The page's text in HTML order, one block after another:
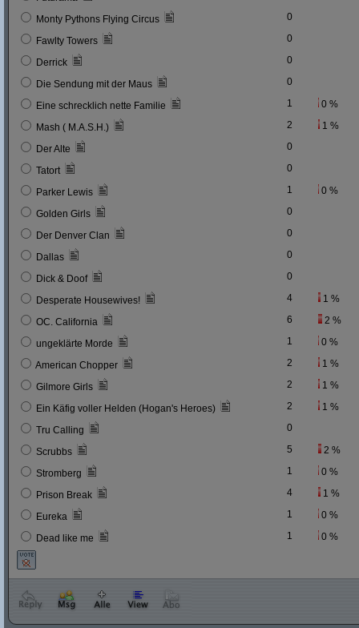
Monty Pythons Flying Circus 0
Fawlty Towers 0
Derrick 0
Die Sendung mit der Maus 0
Eine schrecklich nette Familie 1 0 %
Mash ( M.A.S.H.) 2 1 %
Der Alte 0
Tatort 0
Parker Lewis 1 0 %
Golden Girls 0
Der Denver Clan 0
Dallas 0
Dick & Doof 0
Desperate Housewives! 4 1 %
OC. California 6 2 %
ungeklärte Morde 1 0 %
American Chopper 2 1 %
Gilmore Girls 2 1 %
Ein Käfig voller Helden (Hogan's Heroes) 2 1 %
Tru Calling 0
Scrubbs 5 2 %
Stromberg 1 0 %
Prison Break 4 1 %
Eureka 1 0 %
Dead like me 1 0 %